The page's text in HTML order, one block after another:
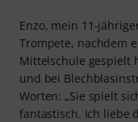
Enzo, mein 11-
Trompete, nachdem
Mittelschule gespielt
und bei
Worten: „Sie spielt
fantastisch. Ich liebe